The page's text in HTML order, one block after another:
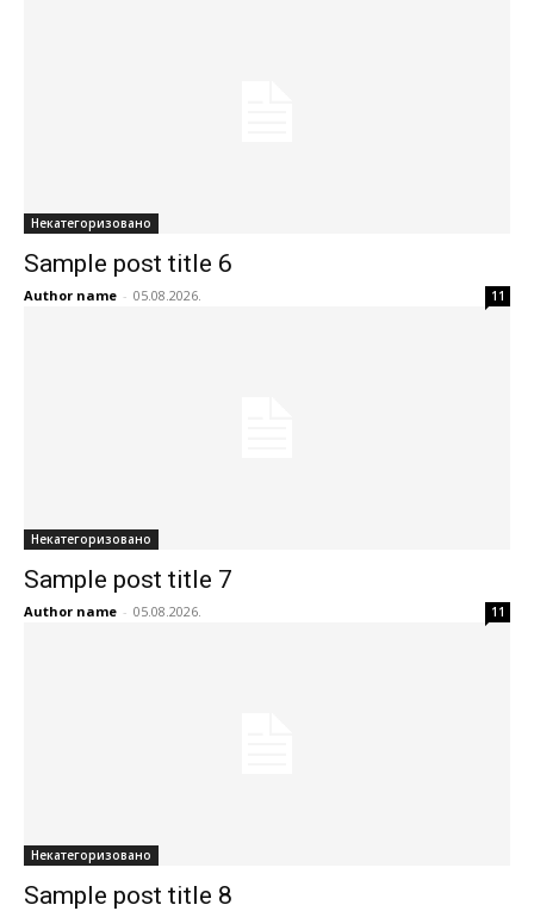
Некатегоризовано
Sample post title 6
Author name - 05.08.2026. 11
Некатегоризовано
Sample post title 7
Author name - 05.08.2026. 11
Некатегоризовано
Sample post title 8